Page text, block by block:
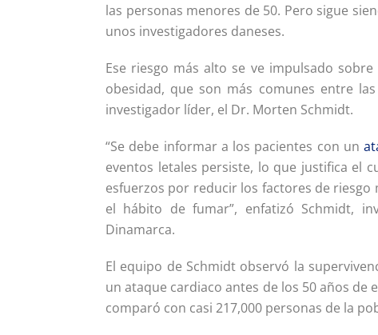
las personas menores de 50. Pero sigue
unos investigadores daneses.
Ese riesgo más alto se ve impulsado
obesidad, que son más comunes entre
investigador líder, el Dr. Morten Schmidt.
“Se debe informar a los pacientes con un
eventos letales persiste, lo que justifica el
esfuerzos por reducir los factores de
el hábito de fumar”, enfatizó Schmidt,
Dinamarca.
El equipo de Schmidt observó la
un ataque cardiaco antes de los 50 años de
comparó con casi 217,000 personas de la